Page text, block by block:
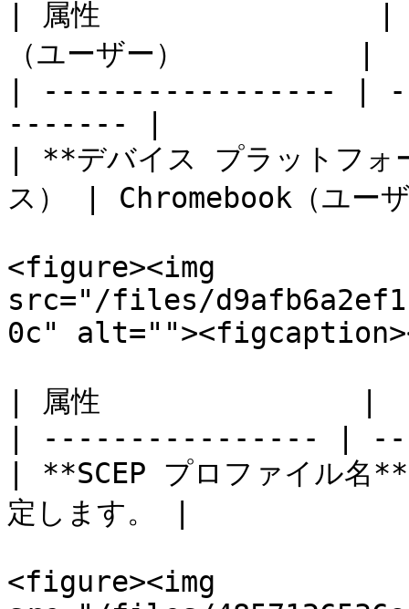
| 属性                |
（ユーザー）          |
| ----------------- |
------- |
| **デバイス プラットフ
ス） | Chromebook（ユー
<figure><img
src="/files/
0c"
| 属性
| ---------------- |
| **SCEP プロファイル名
定します。 |
<figure><img